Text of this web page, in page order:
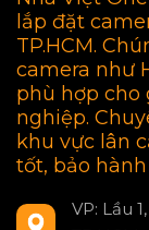
lắp đặt
TP.HCM.
camera như
phù hợp cho
nghiệp.
khu vực lân
tốt, bảo
VP: Lầu